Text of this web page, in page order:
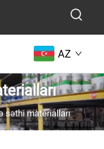
AZ
səthi materialları